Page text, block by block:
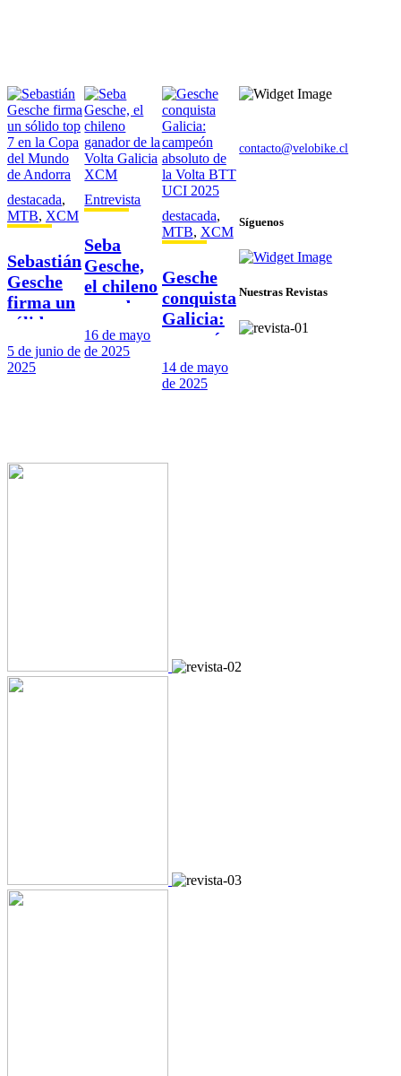
destacada,
MTB, XCM
Sebastián
Gesche
firma un
sólido top
7 en la
Copa del
5 de junio de
2025
Entrevista
Seba
Gesche,
el chileno
ganador
de la
Volta
16 de mayo
de 2025
destacada,
MTB, XCM
Gesche
conquista
Galicia:
campeón
absoluto
de la
14 de mayo
de 2025
contacto@velobike.cl
Síguenos
Nuestras Revistas